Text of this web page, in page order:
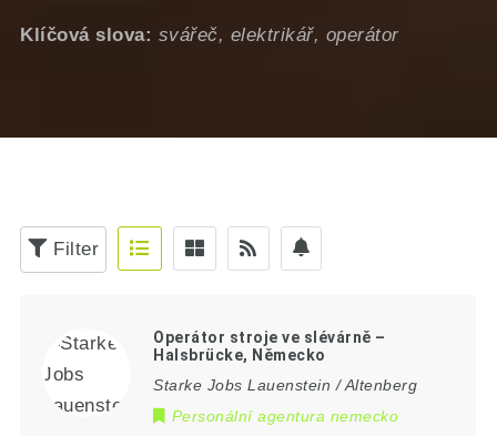
Klíčová slova: svářeč, elektrikář, operátor
Filter
Operátor stroje ve slévárně –
Halsbrücke, Německo
Starke Jobs Lauenstein / Altenberg
Personální agentura nemecko